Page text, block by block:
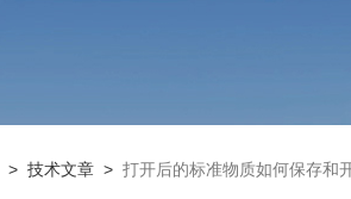
> 技术文章 > 打开后的标准物质如何保存和